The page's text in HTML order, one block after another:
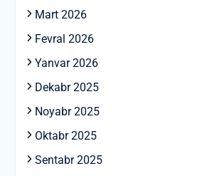
Mart 2026
Fevral 2026
Yanvar 2026
Dekabr 2025
Noyabr 2025
Oktabr 2025
Sentabr 2025